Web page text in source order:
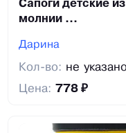
Сапоги детские
молнии ...
Дарина
Кол-во: не
Цена: 778 ₽